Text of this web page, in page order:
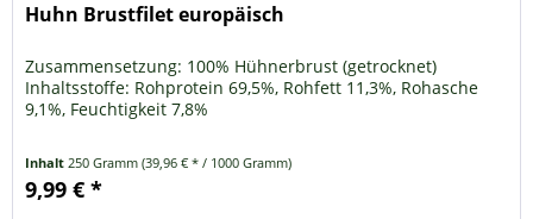
Huhn Brustfilet europäisch
Zusammensetzung: 100% Hühnerbrust (getrocknet)
Inhaltsstoffe: Rohprotein 69,5%, Rohfett 11,3%, Rohasche
9,1%, Feuchtigkeit 7,8%
Inhalt250 Gramm(39,96 € * / 1000 Gramm)
9,99 € *